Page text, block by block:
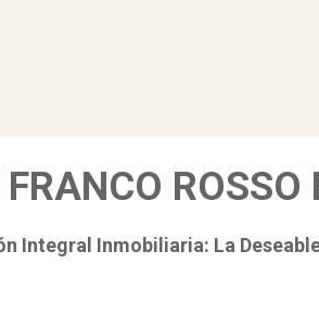
ROSSO
Integral Inmobiliaria: La